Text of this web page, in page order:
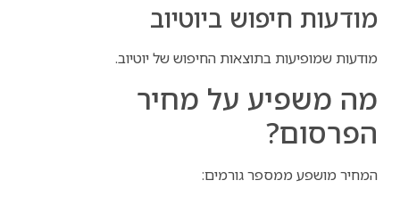
מודעות חיפוש ביוטיוב
מודעות שמופיעות בתוצאות החיפוש של יוטיוב.
מה משפיע על מחיר
הפרסום?
המחיר מושפע ממספר גורמים: